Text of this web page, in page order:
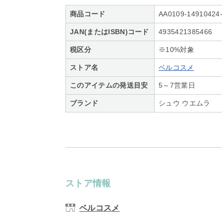
商品コード AA0109-
JAN(またはISBN)コード 4935421385466
税区分 ※10%対象
ストア名 ベルコスメ
このアイテムの発送目安 5～7営業日
ブランド シュウ ウエムラ
ストア情報
ベルコスメ